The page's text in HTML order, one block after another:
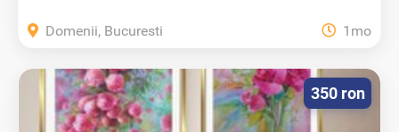
Domenii, Bucuresti 1mo
350 ron